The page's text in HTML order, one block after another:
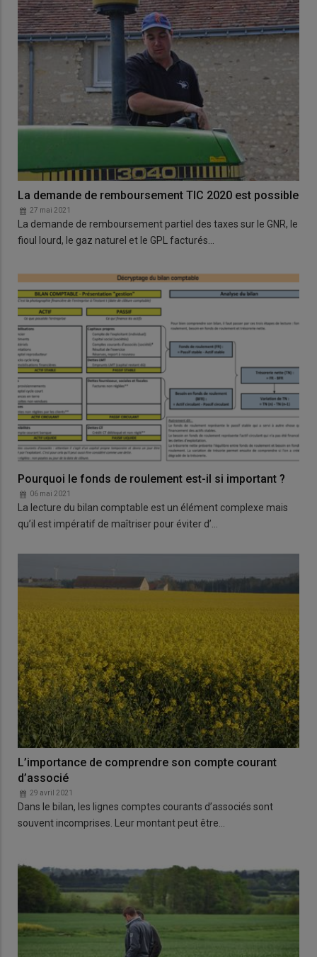
La demande de remboursement TIC 2020 est possible
27 mai 2021
La demande de remboursement partiel des taxes sur le GNR, le
fioul lourd, le gaz naturel et le GPL facturés…
Pourquoi le fonds de roulement est-il si important ?
06 mai 2021
La lecture du bilan comptable est un élément complexe mais
qu’il est impératif de maîtriser pour éviter d’…
L’importance de comprendre son compte courant
d’associé
29 avril 2021
Dans le bilan, les lignes comptes courants d’associés sont
souvent incomprises. Leur montant peut être…